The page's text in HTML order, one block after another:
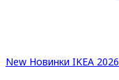
New Новинки IKEA 2026